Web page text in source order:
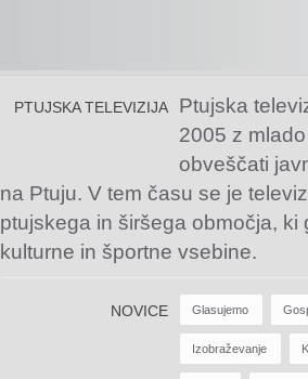
PTUJSKA TELEVIZIJA
Ptujska
2005 z
obveščati
na Ptuju. V tem času se je
ptujskega in širšega območja,
kulturne in športne vsebine.
NOVICE Glasujemo
Izobraževanje